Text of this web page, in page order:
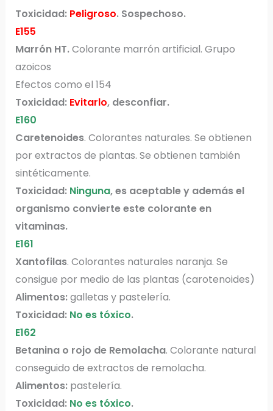
Toxicidad: Peligroso. Sospechoso.
E155
Marrón HT.Colorante marrón artificial. Grupo
azoicos
Efectos como el 154
Toxicidad: Evitarlo, desconfiar.
E160
Caretenoides. Colorantes naturales. Se obtienen
por extractos de plantas. Se obtienen también
sintéticamente.
Toxicidad: Ninguna, es aceptable y además el
organismo convierte este colorante en
vitaminas.
E161
Xantofilas. Colorantes naturales naranja. Se
consigue por medio de las plantas (carotenoides)
Alimentos:galletas y pastelería.
Toxicidad: No es tóxico.
E162
Betanina o rojo de Remolacha. Colorante natural
conseguido de extractos de remolacha.
Alimentos:pastelería.
Toxicidad: No es tóxico.